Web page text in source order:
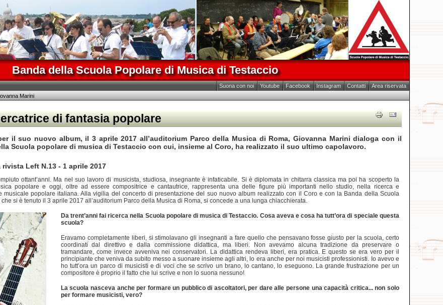
Banda della Scuola Popolare di Musica di Testaccio
Suona con noi Youtube Facebook Instagram Contatti
Area riservata
Marini
di fantasia popolare
il suo nuovo album, il 3 aprile 2017 all’auditorium Parco della Musica di Roma,Giovanna Marinidialoga con il
Scuola popolare di musica di Testaccio con cui, insieme al Coro, ha realizzato il suo ultimo capolavoro.
Left N.13 - 1 aprile 2017
ottant’anni. Ma nel suo lavoro di musicista, studiosa, insegnante è infaticabile. Si è diplomata in chitarra classica ma poi ha scoperto la
popolare e oggi, oltre ad essere compositrice e cantautrice, rappresenta una delle figure più importanti nello studio, nella ricerca e
musicale popolare italiana. Alla vigilia del concerto di presentazione del suo nuovo album realizzato con il Coro e con la Banda della Scuola
si è tenuto il 3 aprile 2017 all’auditorium Parco della Musica di Roma, si concede a una lunga chiacchierata.
Da trent’anni fai ricerca nella Scuola popolare di musica di Testaccio. Cosa aveva e cosa ha tutt’ora di speciale questa
scuola?
Eravamo completamente liberi, si stimolavano gli insegnanti a fare quello che pensavano fosse giusto per la scuola, certo
coordinati dal direttivo e dalla commissione didattica, ma liberi. Non avevamo alcuna tradizione da preservare o
tramandare, come invece avveniva nei conservatori. La didattica rendeva liberi, era pratica. E questo se era vero per il
principiante che veniva da subito messo a suonare insieme agli altri, lo era anche per noi musicisti professionisti. Io avevo e
ho tutt’ora un parco di musicisti e di voci che se scrivo un brano, lo cantano, lo eseguono. La grande frustrazione per un
compositore è proprio il fatto che lui scrive e non lo suona nessuno!
La scuola nasceva anche per formare un pubblico di ascoltatori, per dare alle persone una capacità critica... non solo
per formare musicisti, vero?